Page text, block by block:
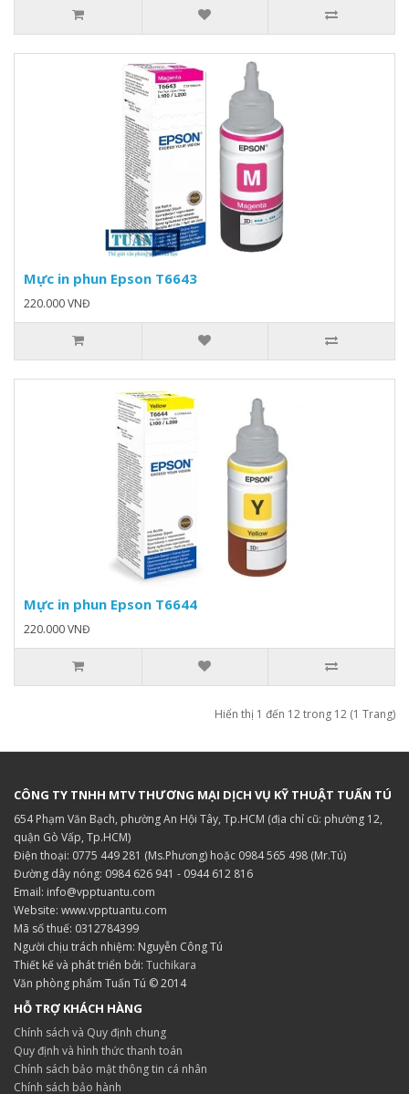
Mực in phun Epson T6643
220.000 VNĐ
Mực in phun Epson T6644
220.000 VNĐ
Hiển thị 1 đến 12 trong 12 (1 Trang)
CÔNG TY TNHH MTV THƯƠNG MẠI DỊCH VỤ KỸ THUẬT TUẤN TÚ
654 Phạm Văn Bạch, phường An Hội Tây, Tp.HCM (địa chỉ cũ: phường 12,
quận Gò Vấp, Tp.HCM)
Điện thoại: 0775 449 281 (Ms.Phương) hoặc 0984 565 498 (Mr.Tú)
Đường dây nóng: 0984 626 941 - 0944 612 816
Email: info@vpptuantu.com
Website: www.vpptuantu.com
Mã số thuế: 0312784399
Người chịu trách nhiệm: Nguyễn Công Tú
Thiết kế và phát triển bởi: Tuchikara
Văn phòng phẩm Tuấn Tú © 2014
HỖ TRỢ KHÁCH HÀNG
Chính sách và Quy định chung
Quy định và hình thức thanh toán
Chính sách bảo mật thông tin cá nhân
Chính sách bảo hành